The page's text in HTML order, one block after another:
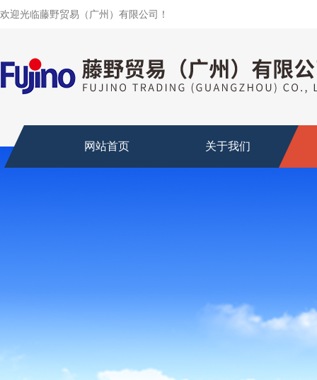
欢迎光临藤野贸易（广州）有限公司！
网站首页 关于我们